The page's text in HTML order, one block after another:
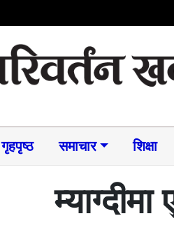
गृहपृष्ठ समाचार​ शिक्षा